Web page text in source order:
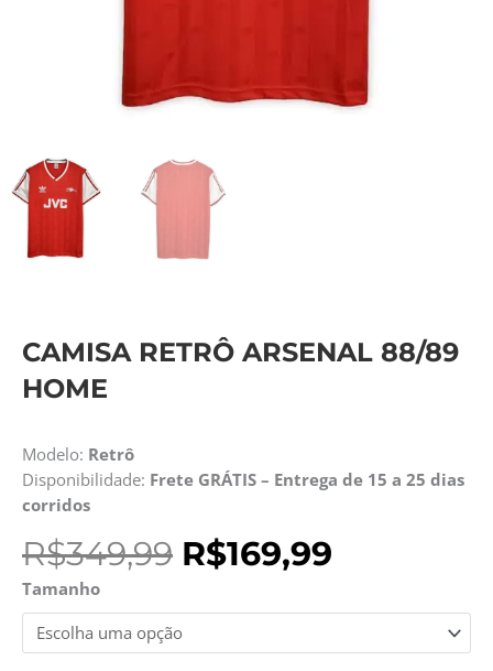
CAMISA RETRÔ ARSENAL 88/89
HOME
Modelo: Retrô
Disponibilidade: Frete GRÁTIS – Entrega de 15 a 25 dias
corridos
R$349,99 O
preço
original
era:
R$349,99.
R$169,99
atual
R$169,99.
Tamanho
Camisa
Retrô
Arsenal
88/89